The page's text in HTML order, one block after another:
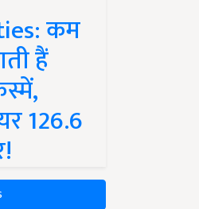
कम
हैं
126.6